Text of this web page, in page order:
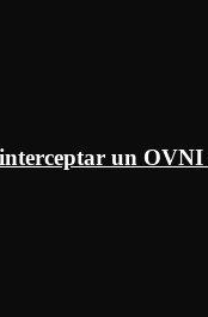
interceptar un